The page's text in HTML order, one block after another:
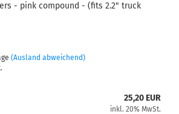
- pink compound - (fits 2.2" truck
(Ausland abweichend)
25,20 EUR
inkl. 20% MwSt.